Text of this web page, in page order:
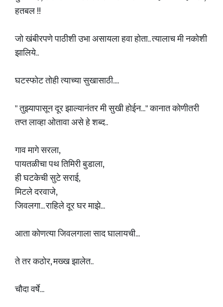
हतबल !!
जो खंबीरपणे पाठीशी उभा असायला हवा होता.. त्यालाच मी नकोशी
झालिये..
घटस्फोट तोही त्याच्या सुखासाठी....
" तुझ्यापासून दूर झाल्यानंतर मी सुखी होईन..." कानात कोणीतरी
तप्त लाव्हा ओतावा असे हे शब्द..
गाव मागे सरला,
पायतळीचा पथ तिमिरी बुडाला,
ही घटकेची सुटे सराई,
मिटले दरवाजे,
जिवलगा... राहिले दूर घर माझे...
आता कोणत्या जिवलगाला साद घालायची...
ते तर कठोर, मख्ख झालेत..
चौदा वर्षे...